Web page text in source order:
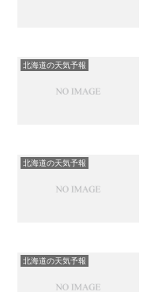
北海道の天気予報
北海道の天気予報
北海道の天気予報